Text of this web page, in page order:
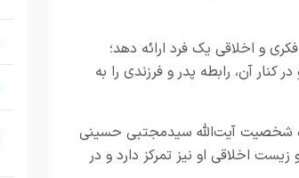
و اخلاقی یک فرد ارائه دهد؛
آن، رابطه پدر و فرزندی را به
شخصیت آیت‌الله سیدمجتبی حسینی
اخلاقی او نیز تمرکز دارد و در